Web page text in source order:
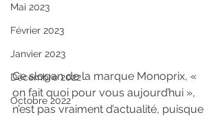
Mai 2023
Février 2023
Janvier 2023
Décembre 2022
Octobre 2022
Ce slogan de la marque Monoprix, «
on fait quoi pour vous aujourd’hui »,
n’est pas vraiment d’actualité, puisque